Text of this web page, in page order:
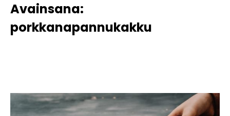
Avainsana:
porkkanapannukakku